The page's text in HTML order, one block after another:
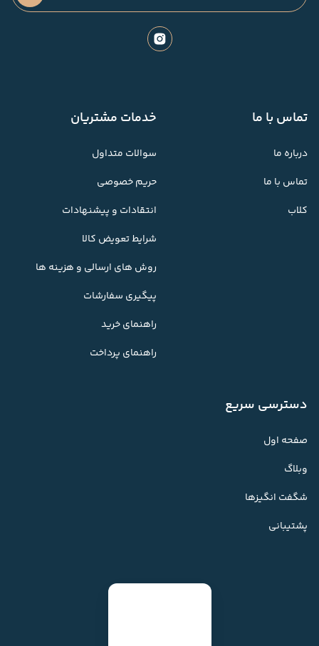
تماس با ما
درباره ما
تماس با ما
کلاب
خدمات مشتریان
سوالات متداول
حریم خصوصی
انتقادات و پیشنهادات
شرایط تعویض کالا
روش های ارسالی و هزینه ها
پیگیری سفارشات
راهنمای خرید
راهنمای پرداخت
دسترسی سریع
صفحه اول
وبلاگ
شگفت انگیزها
پشتیبانی